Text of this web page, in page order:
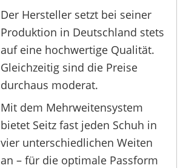
Der Hersteller setzt bei seiner
Produktion in Deutschland stets
auf eine hochwertige Qualität.
Gleichzeitig sind die Preise
durchaus moderat.
Mit dem Mehrweitensystem
bietet Seitz fast jeden Schuh in
vier unterschiedlichen Weiten
an – für die optimale Passform